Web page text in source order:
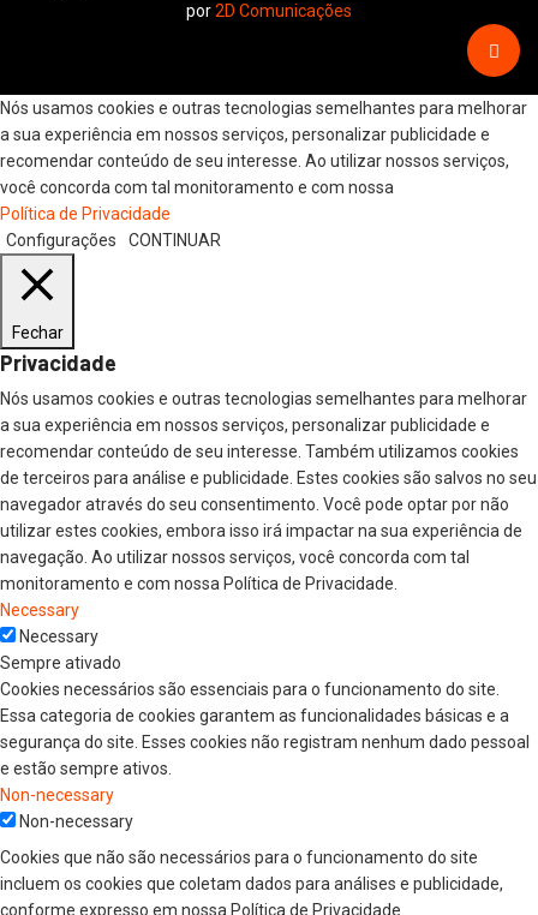
por2D Comunicações
Nós usamos cookies e outras tecnologias semelhantes para melhorar
a sua experiência em nossos serviços, personalizar publicidade e
recomendar conteúdo de seu interesse. Ao utilizar nossos serviços,
você concorda com tal monitoramento e com nossa
Política de Privacidade
Configurações
CONTINUAR
Fechar
Privacidade
Nós usamos cookies e outras tecnologias semelhantes para melhorar
a sua experiência em nossos serviços, personalizar publicidade e
recomendar conteúdo de seu interesse. Também utilizamos cookies
de terceiros para análise e publicidade. Estes cookies são salvos no seu
navegador através do seu consentimento. Você pode optar por não
utilizar estes cookies, embora isso irá impactar na sua experiência de
navegação. Ao utilizar nossos serviços, você concorda com tal
monitoramento e com nossa Política de Privacidade.
Necessary
Necessary
Sempre ativado
Cookies necessários são essenciais para o funcionamento do site.
Essa categoria de cookies garantem as funcionalidades básicas e a
segurança do site. Esses cookies não registram nenhum dado pessoal
e estão sempre ativos.
Non-necessary
Non-necessary
Cookies que não são necessários para o funcionamento do site
incluem os cookies que coletam dados para análises e publicidade,
conforme expresso em nossa Política de Privacidade.